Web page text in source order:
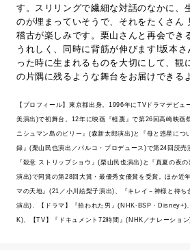
す。スリリングで繊細な対話のなかに、
のが埋まっていそうで、それをたくさん
稽古が楽しみです。栗山さんと再会でき
うれしく、同時に背筋が伸びます!坂本
った時に生まれるものを大切にして、観
の片隅に残るような舞台をお届けできる
【プロフィール】東京都出身。1996年にTVドラマデビ
美演出)で初舞台。12年に映画『軽蔑』で第26回高崎映画
ニシュマン島のビリー』(森新太郎演出)と『母と惑星につ
録』(栗山民也演出／パルコ・プロデュース)で第24回読
『殺意 ストリップショウ』(栗山民也演出)と『真夏の夜
演出)で同賞の第28回大賞・最優秀女優賞を受賞。ほか近
マの天地』(21／小川絵梨子演出)、『キレイ－神様と待ち
演出)、【ドラマ】『拾われた男』(NHK-BSP・Disney+)
K)、【TV】『ドキュメント72時間』(NHK／ナレーション)